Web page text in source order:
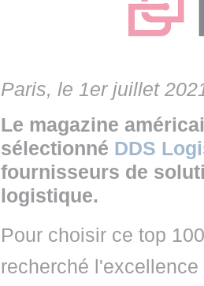
TOUTES LES INTERVIEWS
👉 PRENDRE LA PAROLE
•
•
Paris, le 1er juillet
Le magazine
sélectionné DDS
fournisseurs de
logistique.
Pour choisir ce top
recherché